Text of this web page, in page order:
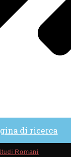
di ricerca